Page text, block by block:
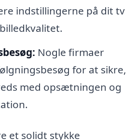
indstillingerne på dit tv
Nogle firmaer
for at sikre,
med opsætningen og
et solidt stykke